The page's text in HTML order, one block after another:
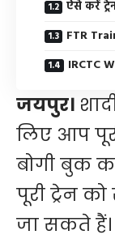
ऐसे करें
FTR
IRCTC
जयपुर।
लिए आप
बोगी बुक
पूरी ट्रेन
जा सकते